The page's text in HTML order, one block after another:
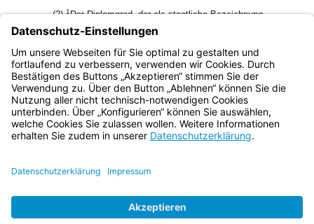
(2)1Der Diplomgrad, der als staatliche Bezeichnung
verliehen worden ist, kann entzogen werden, wenn sich
nachträglich herausstellt, daß die Voraussetzungen für die
Verleihung nicht vorgelegen haben.2Die Urkunde ist von der
für die Verleihung zuständigen Stelle einzuziehen.
Bayern.de
BayernPortal
Impressum